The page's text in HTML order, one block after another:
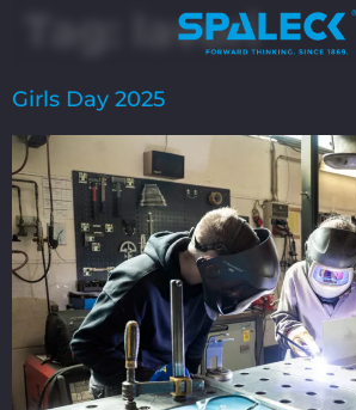
Tag: lavori
Girls Day 2025